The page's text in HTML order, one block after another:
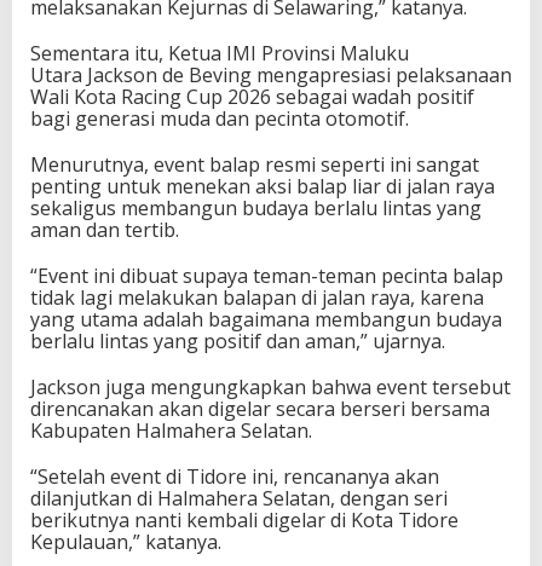
melaksanakan Kejurnas di Selawaring,” katanya.
Sementara itu, Ketua IMI Provinsi Maluku
Utara Jackson de Beving mengapresiasi pelaksanaan
Wali Kota Racing Cup 2026 sebagai wadah positif
bagi generasi muda dan pecinta otomotif.
Menurutnya, event balap resmi seperti ini sangat
penting untuk menekan aksi balap liar di jalan raya
sekaligus membangun budaya berlalu lintas yang
aman dan tertib.
“Event ini dibuat supaya teman-teman pecinta balap
tidak lagi melakukan balapan di jalan raya, karena
yang utama adalah bagaimana membangun budaya
berlalu lintas yang positif dan aman,” ujarnya.
Jackson juga mengungkapkan bahwa event tersebut
direncanakan akan digelar secara berseri bersama
Kabupaten Halmahera Selatan.
“Setelah event di Tidore ini, rencananya akan
dilanjutkan di Halmahera Selatan, dengan seri
berikutnya nanti kembali digelar di Kota Tidore
Kepulauan,” katanya.